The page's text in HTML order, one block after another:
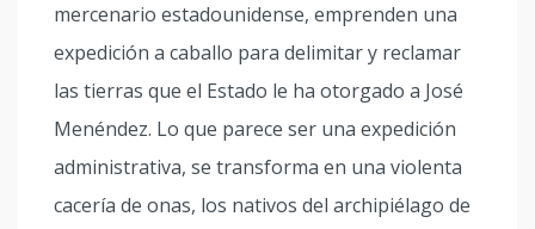
mercenario estadounidense, emprenden una
expedición a caballo para delimitar y reclamar
las tierras que el Estado le ha otorgado a José
Menéndez. Lo que parece ser una expedición
administrativa, se transforma en una violenta
cacería de onas, los nativos del archipiélago de